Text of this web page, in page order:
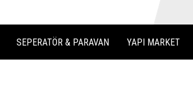
SEPERATÖR & PARAVAN YAPI MARKET